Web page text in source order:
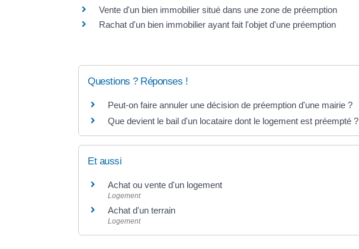
Vente d'un bien immobilier situé dans une zone de préemption
Rachat d'un bien immobilier ayant fait l'objet d'une préemption
Questions ? Réponses !
Peut-on faire annuler une décision de préemption d'une mairie ?
Que devient le bail d'un locataire dont le logement est préempté ?
Et aussi
Achat ou vente d'un logement
Logement
Achat d'un terrain
Logement